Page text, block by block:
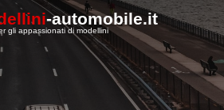
-automobile.it
gli appassionati di modellini